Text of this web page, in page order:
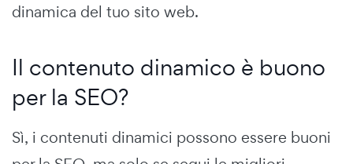
dinamica del tuo sito web.
Il contenuto dinamico è buono
per la SEO?
Sì, i contenuti dinamici possono essere buoni